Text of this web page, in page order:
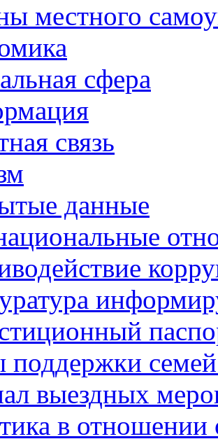
местного
сфера
связь
данные
выездных
в отношении